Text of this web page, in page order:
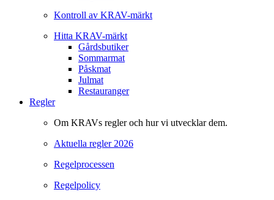
Kontroll av KRAV-märkt
Hitta KRAV-märkt
Gårdsbutiker
Sommarmat
Påskmat
Julmat
Restauranger
Regler
Om KRAVs regler och hur vi utvecklar dem.
Aktuella regler 2026
Regelprocessen
Regelpolicy